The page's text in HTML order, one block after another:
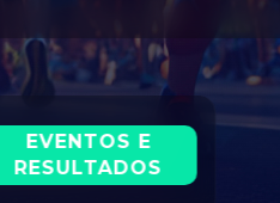
EVENTOS E
RESULTADOS